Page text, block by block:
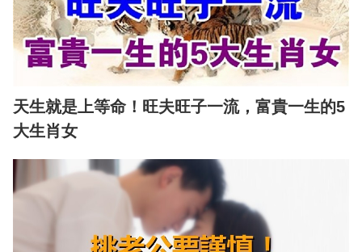
天生就是上等命！旺夫旺子一流，富貴一生的5
大生肖女